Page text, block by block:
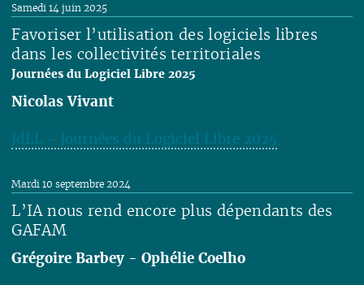
Favoriser l’utilisation des logiciels libres
dans les collectivités territoriales
Journées du Logiciel Libre 2025
Samedi 14 juin 2025
Nicolas Vivant
JdLL - Journées du Logiciel Libre 2025
Lire
L’IA nous rend encore plus dépendants des
GAFAM
Mardi 10 septembre 2024
Grégoire Barbey -Ophélie Coelho